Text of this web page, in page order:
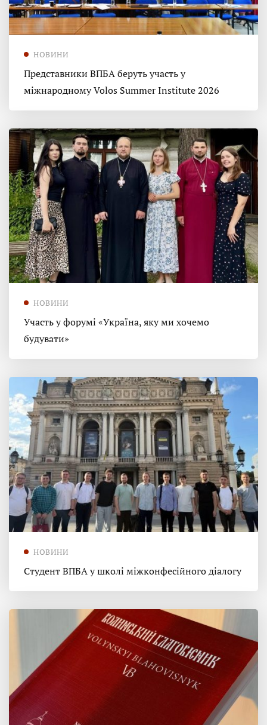
НОВИНИ
Представники ВПБА беруть участь у
міжнародному Volos Summer Institute 2026
НОВИНИ
Участь у форумі «Україна, яку ми хочемо
будувати»
НОВИНИ
Студент ВПБА у школі міжконфесійного діалогу